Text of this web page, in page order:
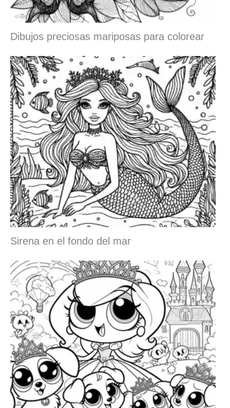
Dibujos preciosas mariposas para colorear
Sirena en el fondo del mar